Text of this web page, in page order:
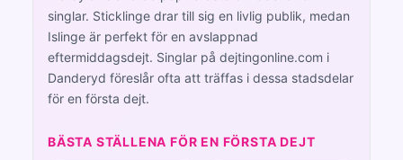
singlar. Sticklinge drar till sig en livlig publik, medan
Islinge är perfekt för en avslappnad
eftermiddagsdejt. Singlar på dejtingonline.com i
Danderyd föreslår ofta att träffas i dessa stadsdelar
för en första dejt.
BÄSTA STÄLLENA FÖR EN FÖRSTA DEJT